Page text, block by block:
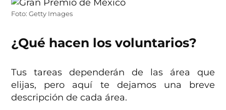
Foto: Getty Images
¿Qué hacen los voluntarios?
Tus tareas dependerán de las área que
elijas, pero aquí te dejamos una breve
descripción de cada área.